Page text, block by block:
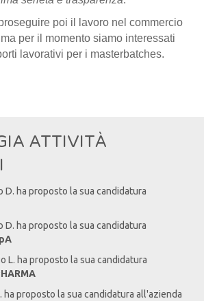
poi il lavoro nel commercio
per il momento siamo interessati
lavorativi per i masterbatches.
ATTIVITÀ
D. ha proposto la sua candidatura
D. ha proposto la sua candidatura
L. ha proposto la sua candidatura
. ha proposto la sua candidatura all'azienda